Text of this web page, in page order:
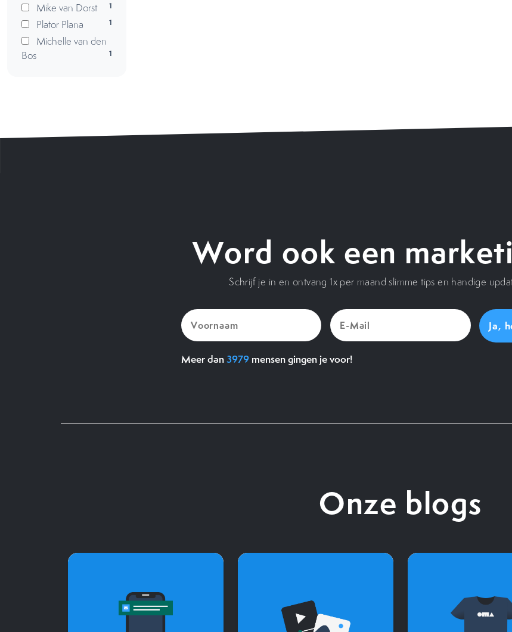
Mike van Dorst 1
Plator Plana 1
Michelle van den
Bos
1
Word ook een
Schrijf je in en ontvang 1x per maand slimme tips en handige
Voornaam
(Vereist)
E-
Mail
(Vereist)
Meer dan3979 mensen gingen je voor!
Onze blogs